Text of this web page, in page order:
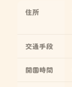
住所
交通手段
開園時間